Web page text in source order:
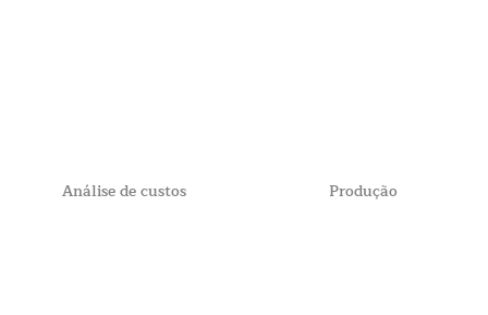
Análise de custos Produção